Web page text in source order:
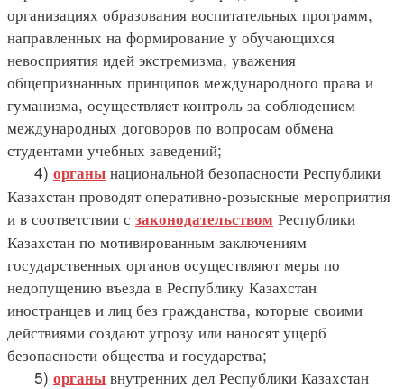
организациях образования воспитательных программ,
направленных на формирование у обучающихся
невосприятия идей экстремизма, уважения
общепризнанных принципов международного права и
гуманизма, осуществляет контроль за соблюдением
международных договоров по вопросам обмена
студентами учебных заведений;
4) органы национальной безопасности Республики
Казахстан проводят оперативно-розыскные мероприятия
и в соответствии с законодательством Республики
Казахстан по мотивированным заключениям
государственных органов осуществляют меры по
недопущению въезда в Республику Казахстан
иностранцев и лиц без гражданства, которые своими
действиями создают угрозу или наносят ущерб
безопасности общества и государства;
5) органы внутренних дел Республики Казахстан